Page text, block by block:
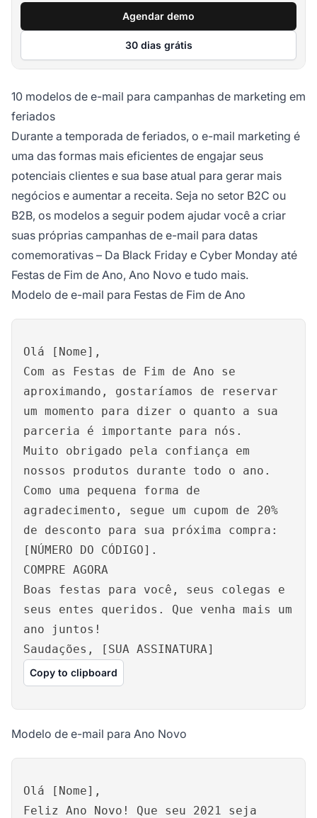
Agendar demo
30 dias grátis
10 modelos de e-mail para campanhas de marketing em
feriados
Durante a temporada de feriados, o e-mail marketing é
uma das formas mais eficientes de engajar seus
potenciais clientes e sua base atual para gerar mais
negócios e aumentar a receita. Seja no setor B2C ou
B2B, os modelos a seguir podem ajudar você a criar
suas próprias campanhas de e-mail para datas
comemorativas – Da Black Friday e Cyber Monday até
Festas de Fim de Ano, Ano Novo e tudo mais.
Modelo de e-mail para Festas de Fim de Ano
Olá [Nome],
Com as Festas de Fim de Ano se
aproximando, gostaríamos de reservar
um momento para dizer o quanto a sua
parceria é importante para nós.
Muito obrigado pela confiança em
nossos produtos durante todo o ano.
Como uma pequena forma de
agradecimento, segue um cupom de 20%
de desconto para sua próxima compra:
[NÚMERO DO CÓDIGO].
COMPRE AGORA
Boas festas para você, seus colegas e
seus entes queridos. Que venha mais um
ano juntos!
Saudações, [SUA ASSINATURA]
Copy to clipboard
Modelo de e-mail para Ano Novo
Olá [Nome],
Feliz Ano Novo! Que seu 2021 seja